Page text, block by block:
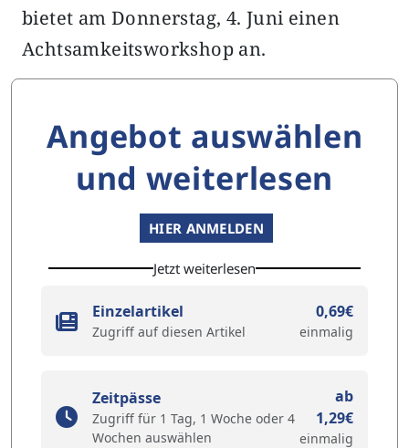
bietet am Donnerstag, 4. Juni einen
Achtsamkeitsworkshop an.
Angebot auswählen
und weiterlesen
HIER ANMELDEN
Jetzt weiterlesen
Einzelartikel
Zugriff auf diesen Artikel
0,69€
einmalig
Zeitpässe
Zugriff für 1 Tag, 1 Woche oder 4
Wochen auswählen
ab
1,29€
einmalig